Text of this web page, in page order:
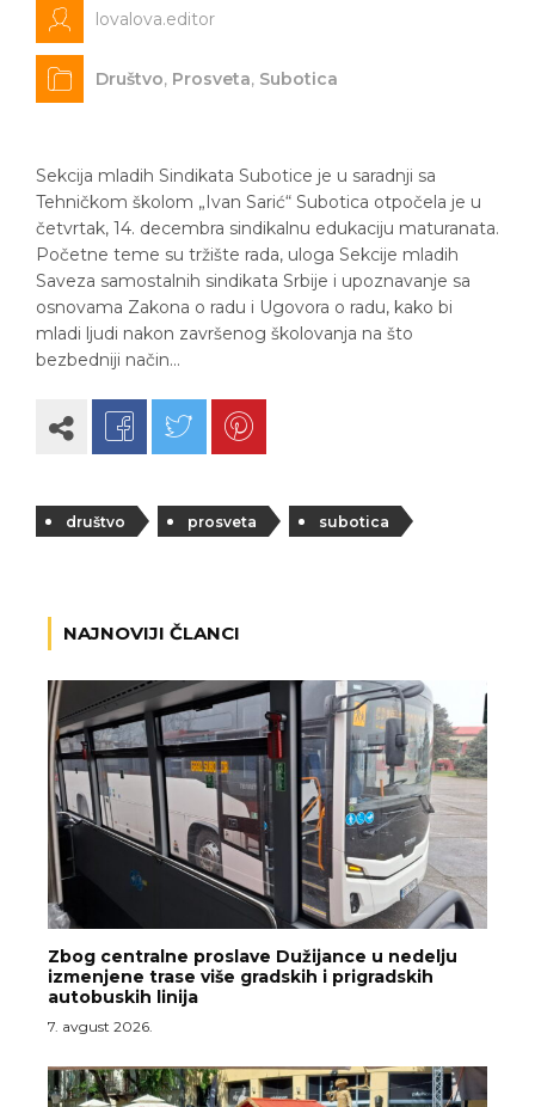
lovalova.editor
Društvo, Prosveta, Subotica
Sekcija mladih Sindikata Subotice je u saradnji sa
Tehničkom školom „Ivan Sarić“ Subotica otpočela je u
četvrtak, 14. decembra sindikalnu edukaciju maturanata.
Početne teme su tržište rada, uloga Sekcije mladih
Saveza samostalnih sindikata Srbije i upoznavanje sa
osnovama Zakona o radu i Ugovora o radu, kako bi
mladi ljudi nakon završenog školovanja na što
bezbedniji način…
društvo prosveta subotica
NAJNOVIJI ČLANCI
Zbog centralne proslave Dužijance u nedelju
izmenjene trase više gradskih i prigradskih
autobuskih linija
7. avgust 2026.